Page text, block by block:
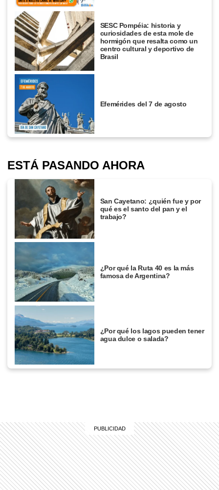
SESC Pompéia: historia y
curiosidades de esta mole de
hormigón que resalta como un
centro cultural y deportivo de
Brasil
Efemérides del 7 de agosto
ESTÁ PASANDO AHORA
San Cayetano: ¿quién fue y por
qué es el santo del pan y el
trabajo?
¿Por qué la Ruta 40 es la más
famosa de Argentina?
¿Por qué los lagos pueden tener
agua dulce o salada?